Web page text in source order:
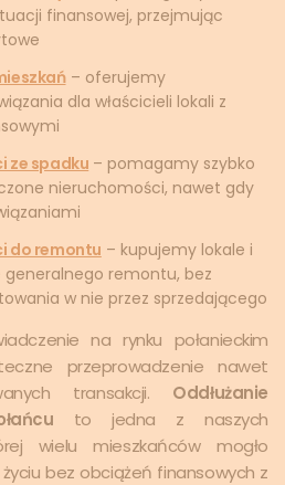
finansowej, przejmując
– oferujemy
dla właścicieli lokali z
ze spadku – pomagamy szybko
nieruchomości, nawet gdy
do remontu – kupujemy lokale i
remontu, bez
w nie przez sprzedającego
na rynku połanieckim
przeprowadzenie nawet
transakcji. Oddłużanie
to jedna z naszych
wielu mieszkańców mogło
bez obciążeń finansowych z